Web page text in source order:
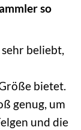
so
beliebt,
bietet.
genug, um
und die